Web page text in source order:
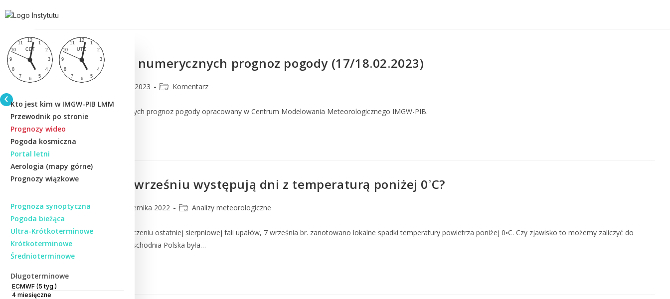
Kto jest kim w IMGW-PIB LMM
Przewodnik po stronie
Prognozy wideo
Pogoda kosmiczna
Portal letni
Aerologia (mapy górne)
Prognozy wiązkowe
Prognoza synoptyczna
Pogoda bieżąca
Ultra-Krótkoterminowe
Krótkoterminowe
Średnioterminowe
Długoterminowe
ECMWF (5 tyg.)
4 miesięczne
Komentarz do numerycznych prognoz pogody (17/18.02.2023)
17 lutego 2023 Komentarz
Komentarz do numerycznych prognoz pogody opracowany w Centrum Modelowania Meteorologicznego IMGW-PIB.
Jak często we wrześniu występują dni z temperaturą poniżej 0◦C?
CMM 19 października 2022 Analizy meteorologiczne
Zaledwie 10 dni po zakończeniu ostatniej sierpniowej fali upałów, 7 września br. zanotowano lokalne spadki temperatury powietrza poniżej 0◦C. Czy zjawisko to możemy zaliczyć do
anomalii pogodowych? Wschodnia Polska była…